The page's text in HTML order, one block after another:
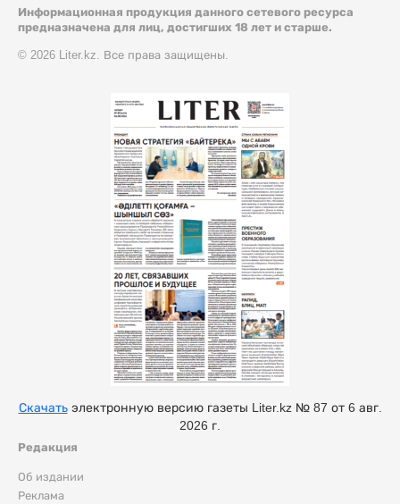
Информационная продукция данного сетевого ресурса
предназначена для лиц, достигших 18 лет и старше.
© 2026 Liter.kz. Все права защищены.
Редакция
Об издании
Реклама
Скачатьэлектронную версию газеты Liter.kz № 87 от 6 авг.
2026 г.